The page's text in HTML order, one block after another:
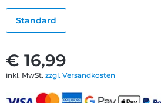
€ 16,99
inkl. MwSt. zzgl. Versandkosten
Standard